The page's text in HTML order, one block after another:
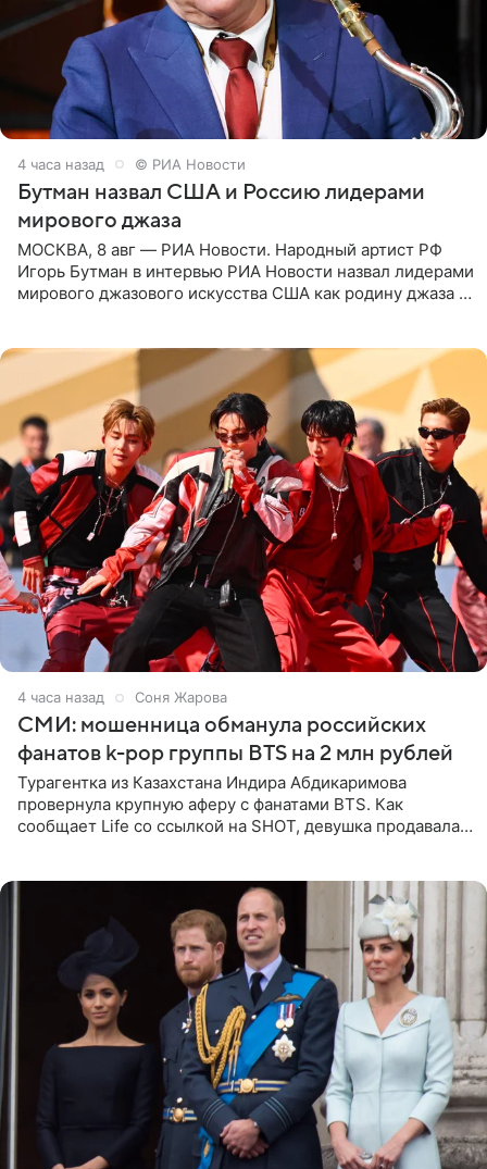
4 часа назад © РИА Новости
Бутман назвал США и Россию лидерами
мирового джаза
МОСКВА, 8 авг — РИА Новости. Народный артист РФ
Игорь Бутман в интервью РИА Новости назвал лидерами
мирового джазового искусства США как родину джаза и
4 часа назад Соня Жарова
СМИ: мошенница обманула российских
фанатов k-pop группы BTS на 2 млн рублей
Турагентка из Казахстана Индира Абдикаримова
провернула крупную аферу с фанатами BTS. Как
сообщает Life со ссылкой на SHOT, девушка продавала